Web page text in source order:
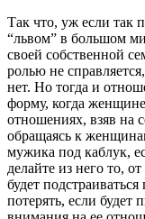
Так что, уж если так
“львом” в большом
своей собственной
ролью не
нет. Но тогда и
форму, когда
отношениях, взяв на
обращаясь к
мужика под каблук,
делайте из него то,
будет
потерять, если будет